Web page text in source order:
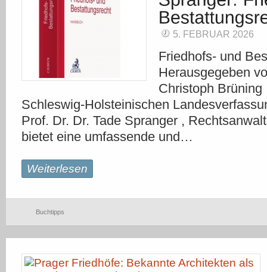
5. FEBRUAR 2026
Friedhofs- und
Herausgegeben
Christoph
Schleswig-Holsteinischen
Prof. Dr. Dr. Tade Spranger ,
bietet eine umfassende und…
Weiterlesen
Buchtipps